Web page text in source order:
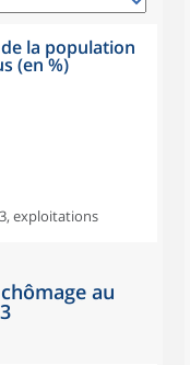
la population
(en %)
exploitations
au